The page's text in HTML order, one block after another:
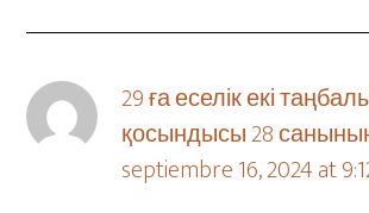
29 ға еселік екі
қосындысы 28
septiembre 16, 2024 at